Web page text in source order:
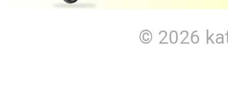
© 2026